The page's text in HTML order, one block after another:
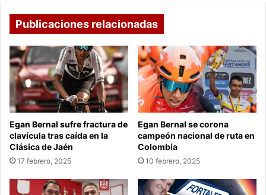
Publicaciones relacionadas
Egan Bernal sufre fractura de
clavícula tras caída en la
Clásica de Jaén
17 febrero, 2025
Egan Bernal se corona
campeón nacional de ruta en
Colombia
10 febrero, 2025